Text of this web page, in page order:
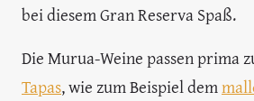
bei diesem Gran Reserva Spaß.
Die Murua-Weine passen prima
Tapas, wie zum Beispiel dem